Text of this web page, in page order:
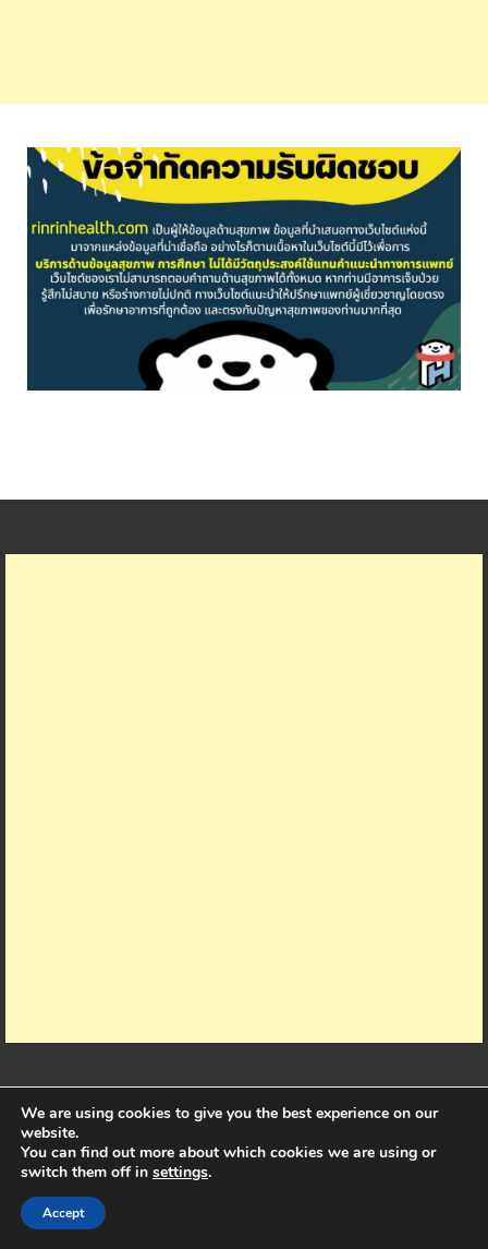
CATEGORIES
We are using cookies to give you the best experience on our
website.
You can find out more about which cookies we are using or
switch them off in settings.
Accept